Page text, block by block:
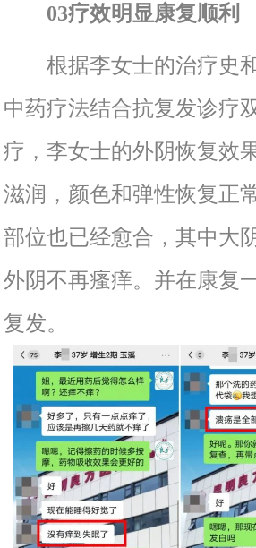
03疗效明显康复顺利
根据李女士的治疗史和
中药疗法结合抗复发诊疗
疗，李女士的外阴恢复效
滋润，颜色和弹性恢复正
部位也已经愈合，其中大
外阴不再瘙痒。并在康复
复发。